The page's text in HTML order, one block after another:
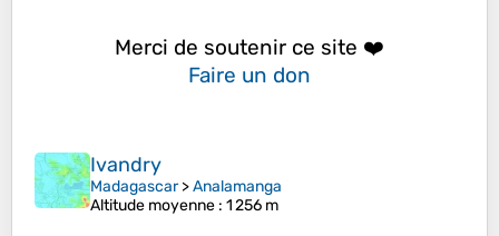
Merci de soutenir ce site ❤️
Faire un don
Ivandry
Madagascar>Analamanga
Altitude moyenne : 1 256 m